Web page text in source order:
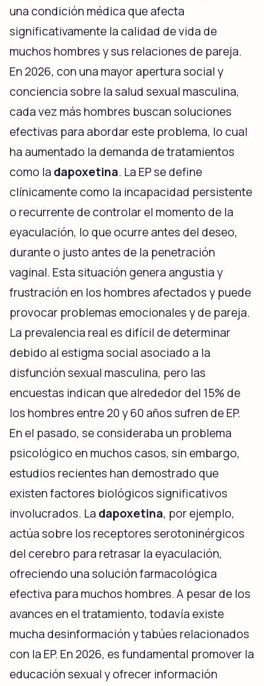
una condición médica que afecta
significativamente la calidad de vida de
muchos hombres y sus relaciones de pareja.
En 2026, con una mayor apertura social y
conciencia sobre la salud sexual masculina,
cada vez más hombres buscan soluciones
efectivas para abordar este problema, lo cual
ha aumentado la demanda de tratamientos
como la dapoxetina. La EP se define
clínicamente como la incapacidad persistente
o recurrente de controlar el momento de la
eyaculación, lo que ocurre antes del deseo,
durante o justo antes de la penetración
vaginal. Esta situación genera angustia y
frustración en los hombres afectados y puede
provocar problemas emocionales y de pareja.
La prevalencia real es difícil de determinar
debido al estigma social asociado a la
disfunción sexual masculina, pero las
encuestas indican que alrededor del 15% de
los hombres entre 20 y 60 años sufren de EP.
En el pasado, se consideraba un problema
psicológico en muchos casos, sin embargo,
estudios recientes han demostrado que
existen factores biológicos significativos
involucrados. La dapoxetina, por ejemplo,
actúa sobre los receptores serotoninérgicos
del cerebro para retrasar la eyaculación,
ofreciendo una solución farmacológica
efectiva para muchos hombres. A pesar de los
avances en el tratamiento, todavía existe
mucha desinformación y tabúes relacionados
con la EP. En 2026, es fundamental promover la
educación sexual y ofrecer información